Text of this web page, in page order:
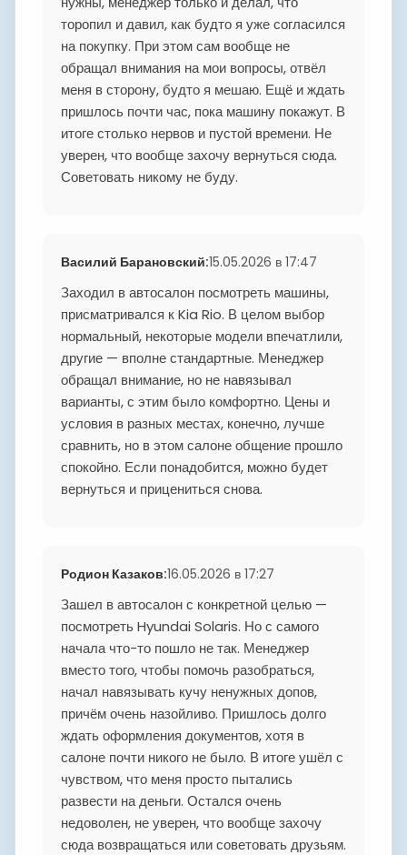
торопил и давил, как будто я уже согласился
на покупку. При этом сам вообще не
обращал внимания на мои вопросы, отвёл
меня в сторону, будто я мешаю. Ещё и ждать
пришлось почти час, пока машину покажут. В
итоге столько нервов и пустой времени. Не
уверен, что вообще захочу вернуться сюда.
Советовать никому не буду.
Василий Барановский:15.05.2026 в 17:47
Заходил в автосалон посмотреть машины,
присматривался к Kia Rio. В целом выбор
нормальный, некоторые модели впечатлили,
другие — вполне стандартные. Менеджер
обращал внимание, но не навязывал
варианты, с этим было комфортно. Цены и
условия в разных местах, конечно, лучше
сравнить, но в этом салоне общение прошло
спокойно. Если понадобится, можно будет
вернуться и прицениться снова.
Родион Казаков:16.05.2026 в 17:27
Зашел в автосалон с конкретной целью —
посмотреть Hyundai Solaris. Но с самого
начала что-то пошло не так. Менеджер
вместо того, чтобы помочь разобраться,
начал навязывать кучу ненужных допов,
причём очень назойливо. Пришлось долго
ждать оформления документов, хотя в
салоне почти никого не было. В итоге ушёл с
чувством, что меня просто пытались
развести на деньги. Остался очень
недоволен, не уверен, что вообще захочу
сюда возвращаться или советовать друзьям.